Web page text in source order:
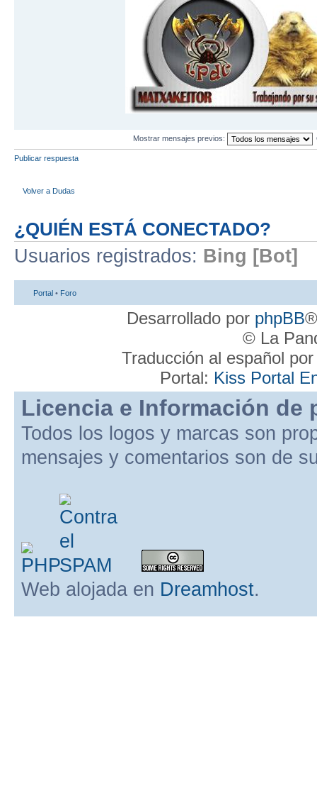
Mostrar mensajes previos:
Publicar respuesta
Volver a Dudas
¿QUIÉN ESTÁ CONECTADO?
Usuarios registrados: Bing [Bot]
Portal • Foro
Desarrollado por phpBB
© La
Traducción al español
Portal: Kiss Portal
Licencia e Información de
Todos los logos y marcas son
mensajes y comentarios son de
Web alojada en Dreamhost.